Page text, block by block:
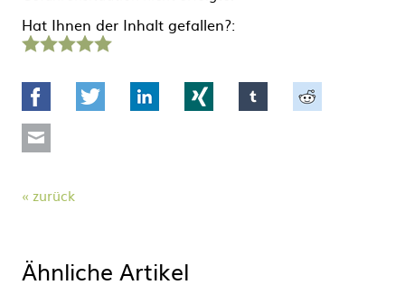
Hat Ihnen der Inhalt gefallen?:
Stern Sterne Sterne Sterne Sterne
Facebook Twitter LinkedIn tumblr
zurück
Ähnliche Artikel